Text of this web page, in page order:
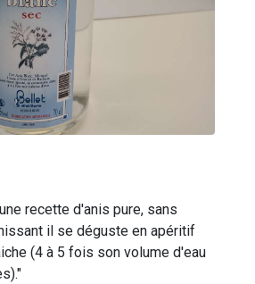
recette d'anis pure, sans
il se déguste en apéritif
(4 à 5 fois son volume d'eau